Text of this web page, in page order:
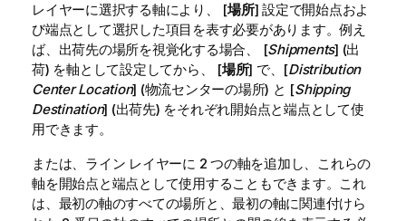
レイヤーに選択する軸により、 [場所] 設定で開始点およ
び端点として選択した項目を表す必要があります。例え
ば、出荷先の場所を視覚化する場合、 [Shipments] (出
荷) を軸として設定してから、 [場所] で、[Distribution
Center Location] (物流センターの場所) と [Shipping
Destination] (出荷先) をそれぞれ開始点と端点として使
用できます。
または、ライン レイヤーに 2 つの軸を追加し、これらの
軸を開始点と端点として使用することもできます。これ
は、最初の軸のすべての場所と、最初の軸に関連付けら